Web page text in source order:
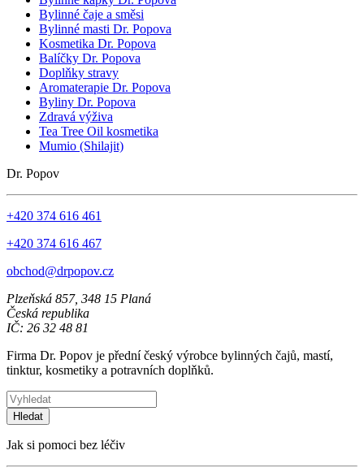
Bylinné čaje a směsi
Bylinné masti Dr. Popova
Kosmetika Dr. Popova
Balíčky Dr. Popova
Doplňky stravy
Aromaterapie Dr. Popova
Byliny Dr. Popova
Zdravá výživa
Tea Tree Oil kosmetika
Mumio (Shilajit)
Dr. Popov
+420 374 616 461
+420 374 616 467
obchod@drpopov.cz
Plzeňská 857, 348 15 Planá
Česká republika
IČ: 26 32 48 81
Firma Dr. Popov je přední český výrobce bylinných čajů, mastí,
tinktur, kosmetiky a potravních doplňků.
Hledat
Jak si pomoci bez léčiv